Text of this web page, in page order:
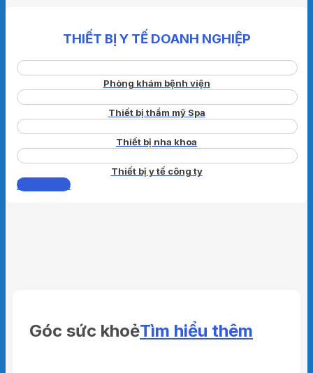
THIẾT BỊ Y TẾ DOANH NGHIỆP
Phòng khám bệnh viện
Thiết bị thẩm mỹ Spa
Thiết bị nha khoa
Thiết bị y tế công ty
Xem thêm
Góc sức khoẻTìm hiểu thêm